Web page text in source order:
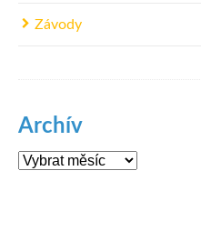
Závody
Archív
Archív